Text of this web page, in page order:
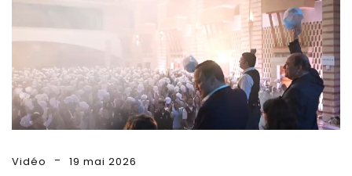
Vidéo 19 mai 2026